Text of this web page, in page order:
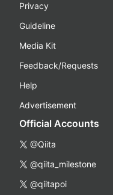
Privacy
Guideline
Media Kit
Feedback/Requests
Help
Advertisement
Official Accounts
@Qiita
@qiita_milestone
@qiitapoi